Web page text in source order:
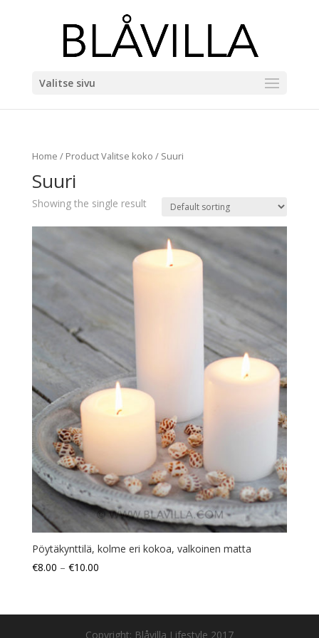
Valitse sivu
Home / Product Valitse koko / Suuri
Suuri
Showing the single result
Pöytäkynttilä, kolme eri kokoa, valkoinen matta
€8.00 – €10.00
Copyright: Blåvilla Lifestyle 2017